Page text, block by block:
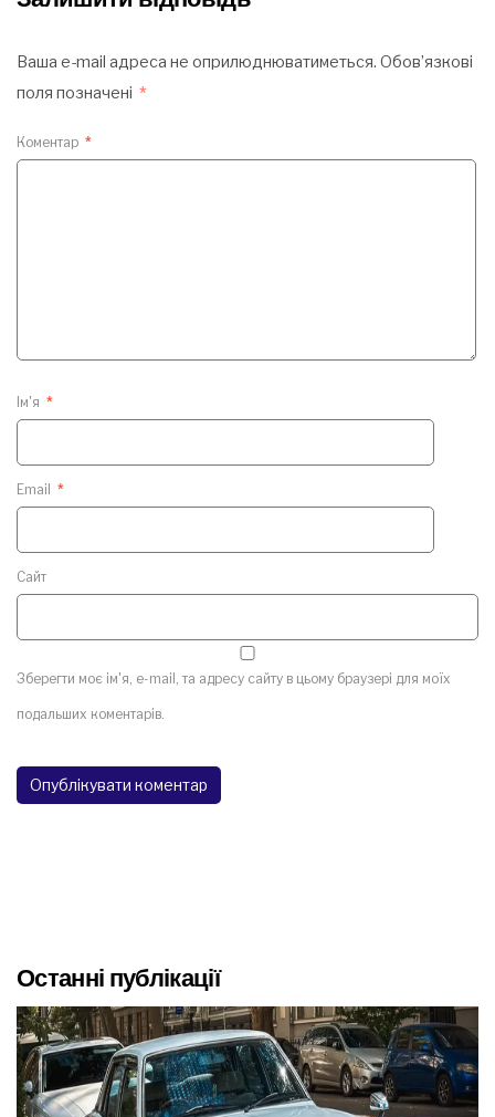
Ваша e-mail адреса не оприлюднюватиметься. Обов’язкові
поля позначені *
Коментар *
Ім'я *
Email *
Сайт
Зберегти моє ім'я, e-mail, та адресу сайту в цьому браузері для моїх
подальших коментарів.
Останні публікації